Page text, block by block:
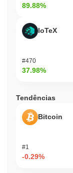
89.88%
IoTeX
#470
37.98%
Tendências
Bitcoin
#1
-0.29%